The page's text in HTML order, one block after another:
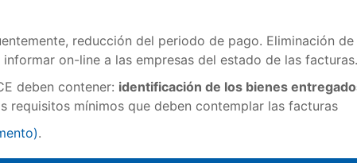
reducción del periodo de pago. Eliminación
on-line a las empresas del estado de las facturas.
deben contener: identificación de los bienes
requisitos mínimos que deben contemplar las facturas
).